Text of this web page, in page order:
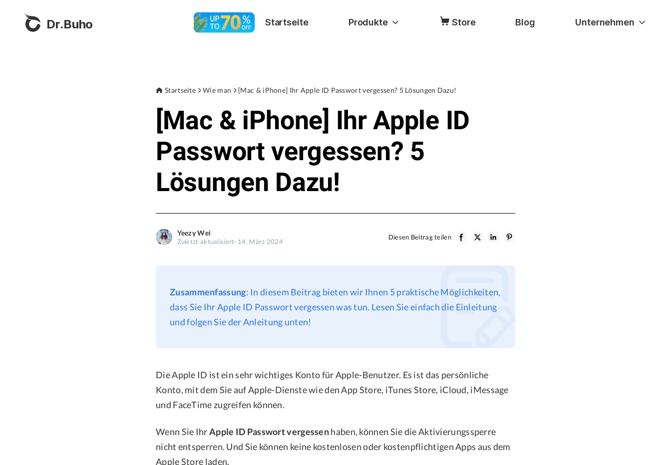
Dr.Buho Startseite Produkte Store Blog Unternehmen
Startseite Wie man [Mac & iPhone] Ihr Apple ID Passwort vergessen? 5 Lösungen Dazu!
[Mac & iPhone] Ihr Apple ID
Passwort vergessen? 5
Lösungen Dazu!
Yeezy Wei
Zuletzt aktualisiert: 14. März 2024
Diesen Beitrag teilen
Zusammenfassung: In diesem Beitrag bieten wir Ihnen 5 praktische Möglichkeiten,
dass Sie Ihr Apple ID Passwort vergessen was tun. Lesen Sie einfach die Einleitung
und folgen Sie der Anleitung unten!
Die Apple ID ist ein sehr wichtiges Konto für Apple-Benutzer. Es ist das persönliche
Konto, mit dem Sie auf Apple-Dienste wie den App Store, iTunes Store, iCloud, iMessage
und FaceTime zugreifen können.
Wenn Sie IhrApple ID Passwort vergessenhaben, können Sie die Aktivierungssperre
nicht entsperren. Und Sie können keine kostenlosen oder kostenpflichtigen Apps aus dem
Apple Store laden.